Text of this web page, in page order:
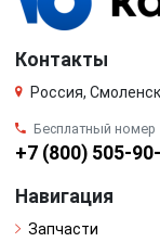
Контакты
Россия,
Бесплатный номер
+7 (800) 505-
Навигация
Запчасти